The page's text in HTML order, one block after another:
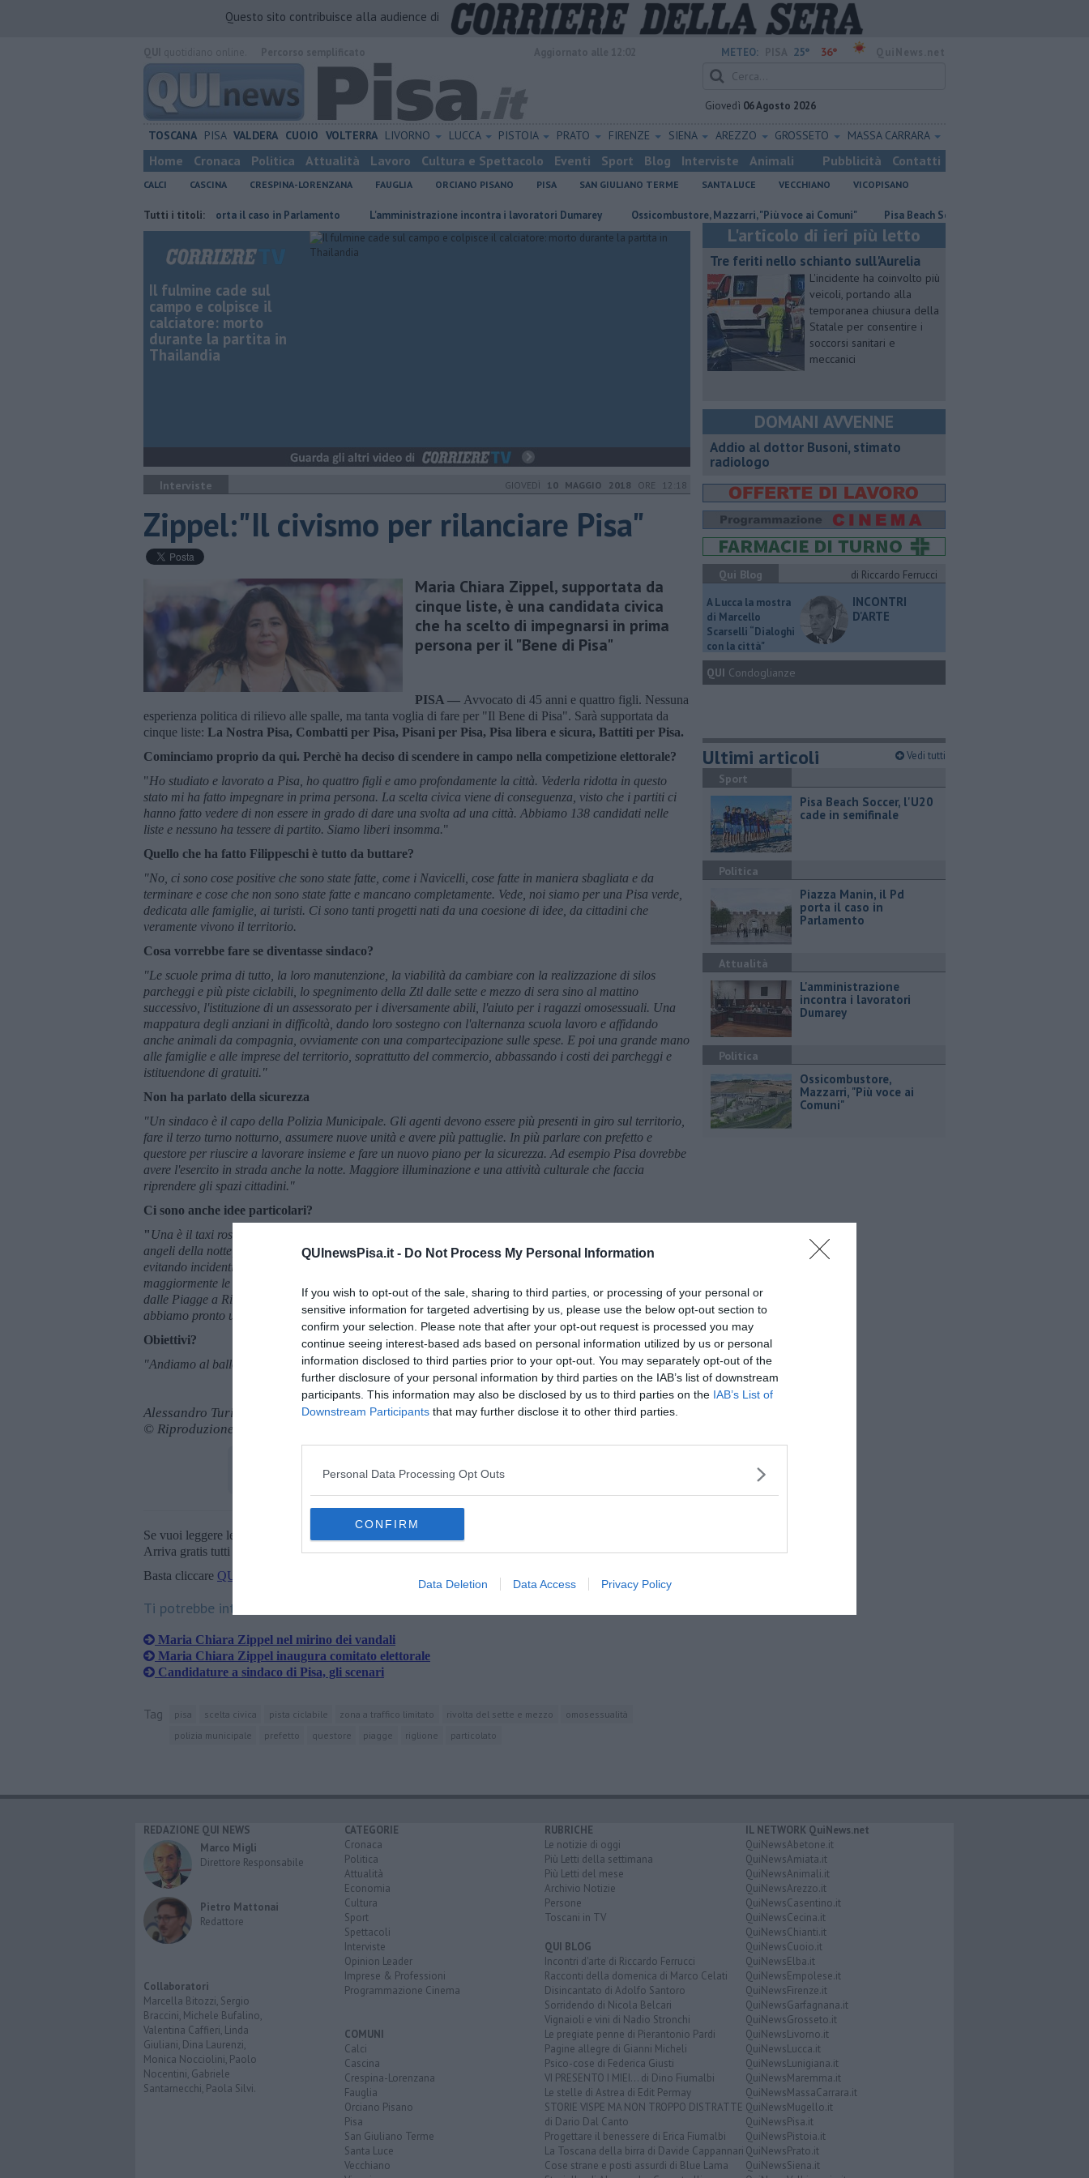
QUInewsPisa.it - Do Not Process My Personal Information
If you wish to opt-out of the sale, sharing to third parties, or processing of your personal or
sensitive information for targeted advertising by us, please use the below opt-out section to
confirm your selection. Please note that after your opt-out request is processed you may
continue seeing interest-based ads based on personal information utilized by us or personal
information disclosed to third parties prior to your opt-out. You may separately opt-out of the
further disclosure of your personal information by third parties on the IAB’s list of downstream
participants. This information may also be disclosed by us to third parties on the IAB’s List of
Downstream Participants that may further disclose it to other third parties.
Personal Data Processing Opt Outs
CONFIRM
Data Deletion Data Access Privacy Policy
Questo sito contribuisce alla audience di
METEO: 25° 36°
Giovedì 06 Agosto 2026
TOSCANA PISA VALDERA CUOIO VOLTERRA LIVORNO LUCCA PISTOIA PRATO FIRENZE SIENA AREZZO GROSSETO MASSA CARRARA
Home Cronaca Politica Attualità Lavoro Cultura e Spettacolo Eventi Sport Blog Interviste Animali Pubblicità Contatti
CALCI CASCINA CRESPINA-LORENZANA FAUGLIA ORCIANO PISANO PISA SAN GIULIANO TERME SANTA LUCE VECCHIANO VICOPISANO
Tutti i titoli:
Piazza Manin, il Pd porta il caso in Parlamento L'amministrazione incontra i lavoratori Dumarey Ossicombustore, Mazzarri, "Più voce ai Comuni" Pisa Beach Soccer, l'U20 cade in semifinale
Il fulmine cade sul
campo e colpisce il
calciatore: morto
durante la partita in
Thailandia
Interviste GIOVEDÌ 10 MAGGIO 2018 ORE 12:18
Zippel:"Il civismo per rilanciare Pisa"
Maria Chiara Zippel, supportata da
cinque liste, è una candidata civica
che ha scelto di impegnarsi in prima
persona per il "Bene di Pisa"
PISA — Avvocato di 45 anni e quattro figli. Nessuna
esperienza politica di rilievo alle spalle, ma tanta voglia di fare per "Il Bene di Pisa". Sarà supportata da
cinque liste: La Nostra Pisa, Combatti per Pisa, Pisani per Pisa, Pisa libera e sicura, Battiti per Pisa.
Cominciamo proprio da qui. Perchè ha deciso di scendere in campo nella competizione elettorale?
"Ho studiato e lavorato a Pisa, ho quattro figli e amo profondamente la città. Vederla ridotta in questo
stato mi ha fatto impegnare in prima persona. La scelta civica viene di conseguenza, visto che i partiti ci
hanno fatto vedere di non essere in grado di dare una svolta ad una città. Abbiamo 138 candidati nelle
liste e nessuno ha tessere di partito. Siamo liberi insomma."
Quello che ha fatto Filippeschi è tutto da buttare?
"No, ci sono cose positive che sono state fatte, come i Navicelli, cose fatte in maniera sbagliata e da
terminare e cose che non sono state fatte e mancano completamente. Vede, noi siamo per una Pisa verde,
dedicata alle famiglie, ai turisti. Ci sono tanti progetti nati da una coesione di idee, da cittadini che
veramente vivono il territorio.
Cosa vorrebbe fare se diventasse sindaco?
"Le scuole prima di tutto, la loro manutenzione, la viabilità da cambiare con la realizzazione di silos
parcheggi e più piste ciclabili, lo spegnimento della Ztl dalle sette e mezzo di sera sino al mattino
successivo, l'istituzione di un assessorato per i diversamente abili, l'aiuto per i ragazzi omosessuali. Una
mappatura degli anziani in difficoltà, dando loro sostegno con l'alternanza scuola lavoro e affidando
anche animali da compagnia, ovviamente con una compartecipazione sulle spese. E poi una grande mano
alle famiglie e alle imprese del territorio, soprattutto del commercio, abbassando i costi dei parcheggi e
istituendone di gratuiti."
Non ha parlato della sicurezza
"Un sindaco è il capo della Polizia Municipale. Gli agenti devono essere più presenti in giro sul territorio,
fare il terzo turno notturno, assumere nuove unità e avere più pattuglie. In più parlare con prefetto e
questore per riuscire a lavorare insieme e fare un nuovo piano per la sicurezza. Ad esempio Pisa dovrebbe
avere l'esercito in strada anche la notte. Maggiore illuminazione e una attività culturale che faccia
riprendere gli spazi cittadini."
Ci sono anche idee particolari?
" Una è il taxi rosa, un servizio scontatissimo per le donne alla sera garantendo sicurezza e l'altra è Gli
angeli della notte, un servizio che farebbe portare a casa i giovani magari dopo una serata sopra le righe,
evitando incidenti e pericoli. Sullo sport poi crediamo in una vera e propria città dello sport, coinvolgendo
maggiormente le associazioni
dalle Piagge a Riglione, con la piantumazione di alberi che abbattono le polveri sottili. Sul litorale
abbiamo pronto uno studio per fare rigenerare la sabbia".
Obiettivi?
"Andiamo al ballottaggio e poi vediamo".
Alessandro Turini
© Riproduzione riservata
Se vuoi leggere le notizie principali della Toscana iscriviti alla
Arriva gratis tutti i giorni alle 20:00 direttamente nella tua casella di posta.
Basta cliccare QUI
Ti potrebbe interessare anche:
Maria Chiara Zippel nel mirino dei vandali
Maria Chiara Zippel inaugura comitato elettorale
Candidature a sindaco di Pisa, gli scenari
Tag pisa scelta civica pista ciclabile zona a traffico limitato rivolta del sette e mezzo
omosessualità
polizia municipale
prefetto questore piagge riglione particolato
L'articolo di ieri più letto
Tre feriti nello schianto sull'Aurelia
L'incidente ha coinvolto più
veicoli, portando alla
temporanea chiusura della
Statale per consentire i
soccorsi sanitari e
meccanici
DOMANI AVVENNE
Addio al dottor Busoni, stimato
radiologo
Qui Blog
di Riccardo Ferrucci
A Lucca la mostra
di Marcello
Scarselli “Dialoghi
con la città"
INCONTRI
D'ARTE
QUI Condoglianze
Ultimi articoli Vedi tutti
Sport
Pisa Beach Soccer, l'U20
cade in semifinale
Politica
Piazza Manin, il Pd
porta il caso in
Parlamento
Attualità
L'amministrazione
incontra i lavoratori
Dumarey
Politica
Ossicombustore,
Mazzarri, "Più voce ai
Comuni"
REDAZIONE QUI NEWS
Marco Migli
Direttore Responsabile
Pietro Mattonai
Redattore
Collaboratori
Marcella Bitozzi, Sergio
Braccini, Michele Bufalino,
Valentina Caffieri, Linda
Giuliani, Dina Laurenzi,
Monica Nocciolini, Paolo
Nocentini, Gabriele
Santarnecchi, Paola Silvi.
CATEGORIE
Cronaca
Politica
Attualità
Economia
Cultura
Sport
Spettacoli
Interviste
Opinion Leader
Imprese & Professioni
Programmazione Cinema
COMUNI
Calci
Cascina
Crespina-Lorenzana
Fauglia
Orciano Pisano
Pisa
San Giuliano Terme
Santa Luce
Vecchiano
RUBRICHE
Le notizie di oggi
Più Letti della settimana
Più Letti del mese
Archivio Notizie
Persone
Toscani in TV
QUI BLOG
Incontri d'arte di Riccardo Ferrucci
Racconti della domenica di Marco Celati
Disincantato di Adolfo Santoro
Sorridendo di Nicola Belcari
Vignaioli e vini di Nadio Stronchi
Le pregiate penne di Pierantonio Pardi
Pagine allegre di Gianni Micheli
Psico-cose di Federica Giusti
VI PRESENTO I MIEI... di Dino Fiumalbi
Le stelle di Astrea di Edit Permay
STORIE VISPE MA NON TROPPO DISTRATTE
di Dario Dal Canto
Progettare il benessere di Erica Fiumalbi
La Toscana della birra di Davide Cappannari
Cose strane e posti assurdi di Blue Lama
IL NETWORK QuiNews.net
QuiNewsAbetone.it
QuiNewsAmiata.it
QuiNewsAnimali.it
QuiNewsArezzo.it
QuiNewsCasentino.it
QuiNewsCecina.it
QuiNewsChianti.it
QuiNewsCuoio.it
QuiNewsElba.it
QuiNewsEmpolese.it
QuiNewsFirenze.it
QuiNewsGarfagnana.it
QuiNewsGrosseto.it
QuiNewsLivorno.it
QuiNewsLucca.it
QuiNewsLunigiana.it
QuiNewsMaremma.it
QuiNewsMassaCarrara.it
QuiNewsMugello.it
QuiNewsPisa.it
QuiNewsPistoia.it
QuiNewsPrato.it
QuiNewsSiena.it